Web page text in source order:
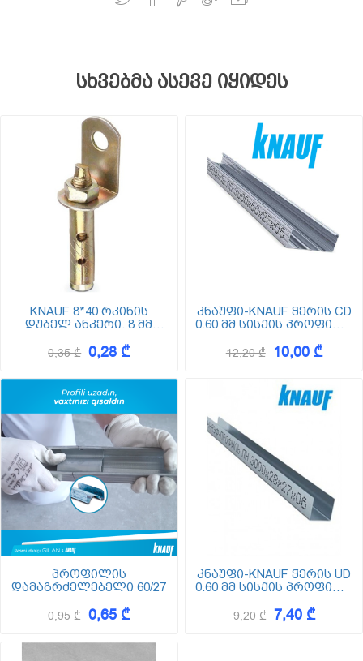
სხვებმა ასევე იყიდეს
KNAUF 8*40 რკინის
დუბელ ანკერი. 8 მმ
0,35 ₾ 0,28 ₾
კნაუფი-KNAUF ჭერის CD
0.60 მმ სისქის პროფილი
12,20 ₾ 10,00 ₾
პროფილის
დამაგრძელებელი 60/27
0,95 ₾ 0,65 ₾
კნაუფი-KNAUF ჭერის UD
0.60 მმ სისქის პროფილი
9,20 ₾ 7,40 ₾